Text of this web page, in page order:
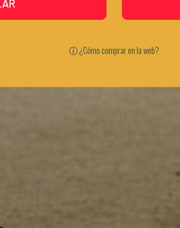
¿Cómo comprar en la web?